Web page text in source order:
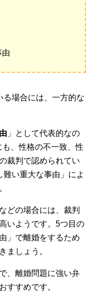
由
る場合には、一方的な
」として代表的なの
、性格の不一致、性
裁判で認められてい
い重大な事由」によ
どの場合には、裁判
いようです。5つ目の
」で離婚をするため
ましょう。
、離婚問題に強い弁
すすめです。